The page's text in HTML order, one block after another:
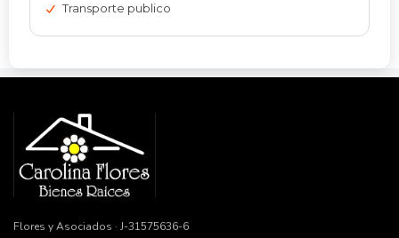
Transporte publico
Flores y Asociados · J-31575636-6